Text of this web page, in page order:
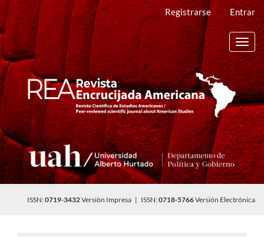
Navegación
principal
Contenido
principal
Barra
lateral
Registrarse Entrar
ISSN:0719-3432Versión Impresa | ISSN:0718-5766Versión Electrónica